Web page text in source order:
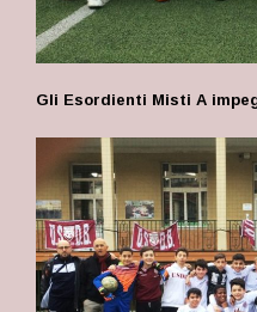
Gli Esordienti Misti A